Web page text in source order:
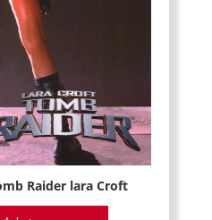
Raider lara Croft